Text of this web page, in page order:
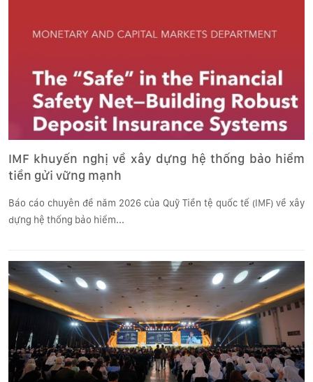
IMF khuyến nghị về xây dựng hệ thống bảo hiểm
tiền gửi vững mạnh
Báo cáo chuyên đề năm 2026 của Quỹ Tiền tệ quốc tế (IMF) về xây
dựng hệ thống bảo hiểm...